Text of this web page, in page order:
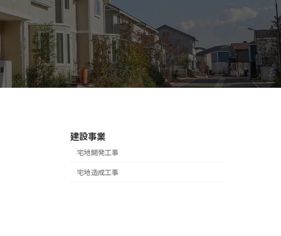
建設事業
宅地開発工事
宅地造成工事